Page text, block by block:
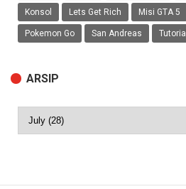
Konsol Lets Get Rich Misi GTA 5
Pokemon Go San Andreas Tutorial
ARSIP